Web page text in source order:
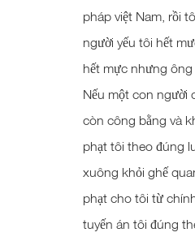
pháp việt Nam, rồi
người yếu tôi hết
hết mực nhưng ông
Nếu một con người
còn công bằng và
phạt tôi theo đúng
xuông khỏi ghế
phạt cho tôi từ
tuyến án tôi đúng